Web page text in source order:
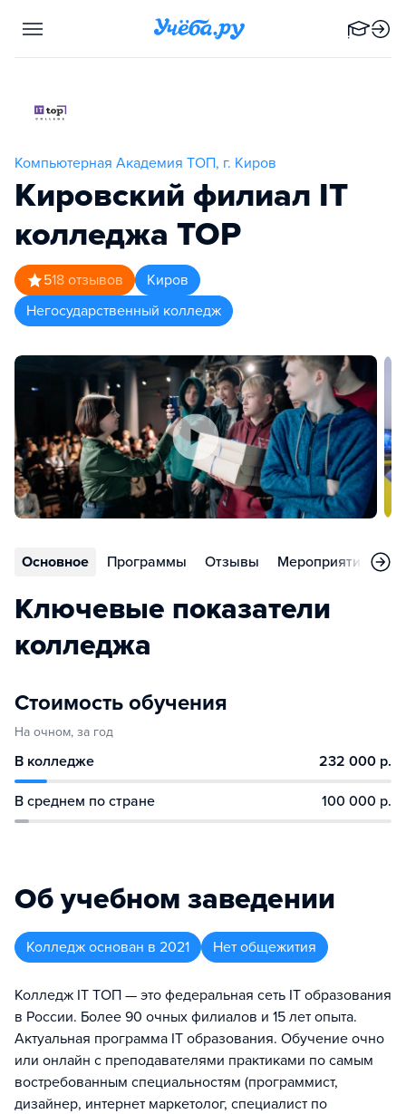
Компьютерная Академия ТОП, г. Киров
Кировский филиал IT
колледжа TOP
518 отзывов
Киров
Негосударственный колледж
Основное Программы Отзывы Мероприятия
Ключевые показатели
колледжа
Стоимость обучения
На очном, за год
В колледже 232 000 р.
В среднем по стране 100 000 р.
Об учебном заведении
Колледж основан в 2021 Нет общежития
Колледж IT TOП — это федеральная сеть IT образования
в России. Более 90 очных филиалов и 15 лет опыта.
Актуальная программа IT образования. Обучение очно
или онлайн с преподавателями практиками по самым
востребованным специальностям (программист,
дизайнер, интернет маркетолог, специалист по